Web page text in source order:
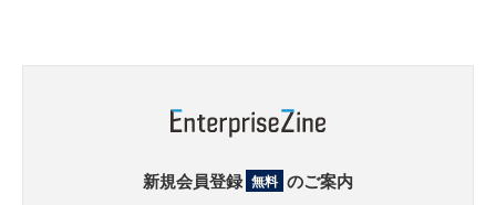
新規会員登録 無料 のご案内